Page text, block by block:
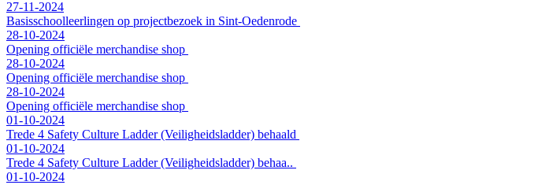
27-11-2024
Basisschoolleerlingen op projectbezoek in Sint-Oedenrode
28-10-2024
Opening officiële merchandise shop
28-10-2024
Opening officiële merchandise shop
28-10-2024
Opening officiële merchandise shop
01-10-2024
Trede 4 Safety Culture Ladder (Veiligheidsladder) behaald
01-10-2024
Trede 4 Safety Culture Ladder (Veiligheidsladder) behaa..
01-10-2024